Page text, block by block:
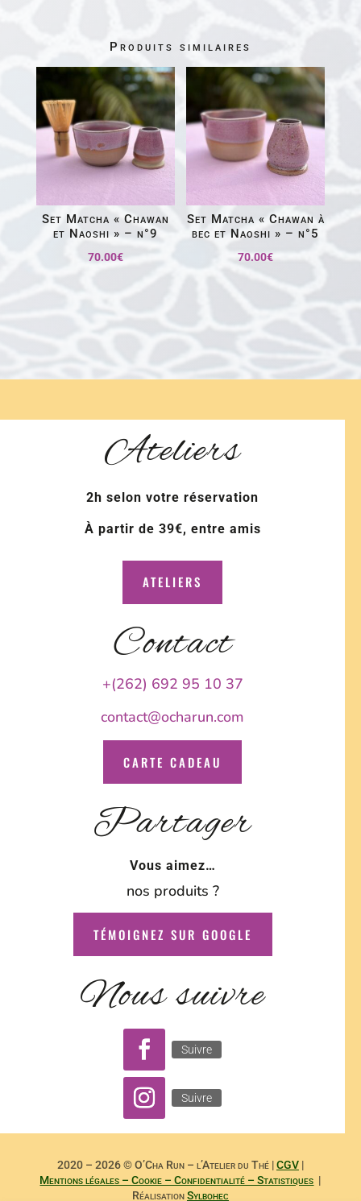
Produits similaires
Set Matcha « Chawan
et Naoshi » – n°9
70.00€
Set Matcha « Chawan à
bec et Naoshi » – n°5
70.00€
Ateliers
2h selon votre réservation
À partir de 39€, entre amis
ATELIERS
Contact
+(262) 692 95 10 37
contact@ocharun.com
CARTE CADEAU
Partager
Vous aimez…
nos produits ?
TÉMOIGNEZ SUR GOOGLE
Nous suivre
Suivre
Suivre
2020 – 2026 © O’Cha Run – l’Atelier du Thé |CGV|
Mentions légales – Cookie – Confidentialité – Statistiques |
RéalisationSylbohec